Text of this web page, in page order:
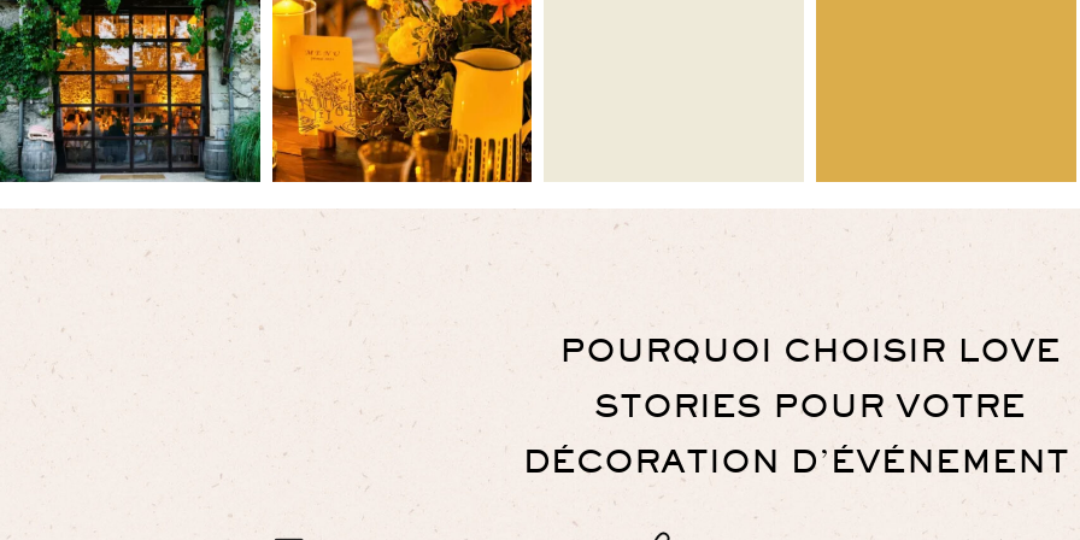
POURQUOI CHOISIR LOVE
STORIES POUR VOTRE
DÉCORATION D’ÉVÉNEMENT